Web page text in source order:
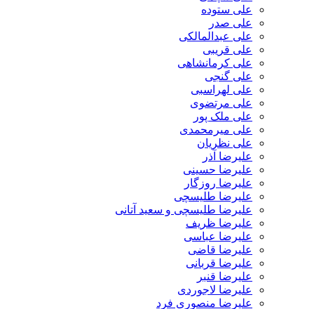
علی ستوده
علی صدر
علی عبدالمالکی
علی قریبی
علی کرمانشاهی
علی گنجی
علی لهراسبی
علی مرتضوی
علی ملک پور
علی میرمحمدی
علی نظریان
علیرضا آذر
علیرضا حسینی
علیرضا روزگار
علیرضا طلیسچی
علیرضا طلیسچی و سعید آتانی
علیرضا ظریف
علیرضا عباسی
علیرضا قاضی
علیرضا قربانی
علیرضا قنبر
علیرضا لاجوردی
علیرضا منصوری فرد